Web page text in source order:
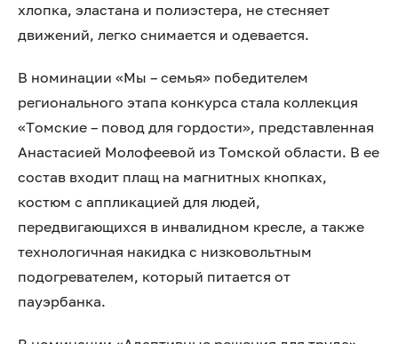
хлопка, эластана и полиэстера, не стесняет
движений, легко снимается и одевается.
В номинации «Мы – семья» победителем
регионального этапа конкурса стала коллекция
«Томские – повод для гордости», представленная
Анастасией Молофеевой из Томской области. В ее
состав входит плащ на магнитных кнопках,
костюм с аппликацией для людей,
передвигающихся в инвалидном кресле, а также
технологичная накидка с низковольтным
подогревателем, который питается от
пауэрбанка.